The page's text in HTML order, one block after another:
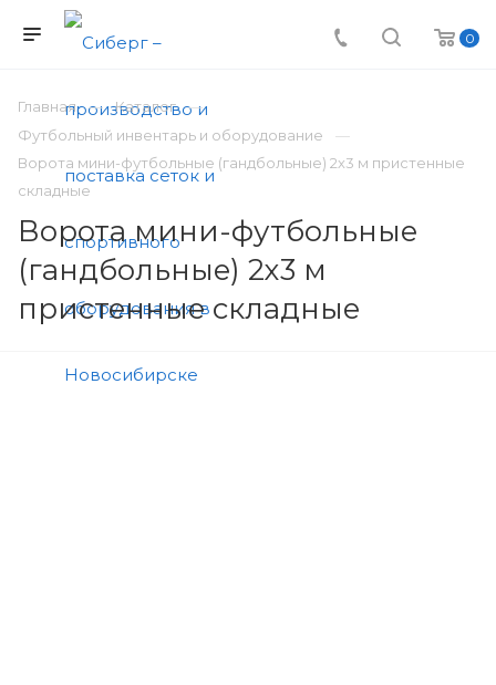
0
Главная
Каталог
Футбольный инвентарь и оборудование
Ворота мини-футбольные (гандбольные) 2х3 м пристенные
складные
Ворота мини-футбольные
(гандбольные) 2х3 м
пристенные складные